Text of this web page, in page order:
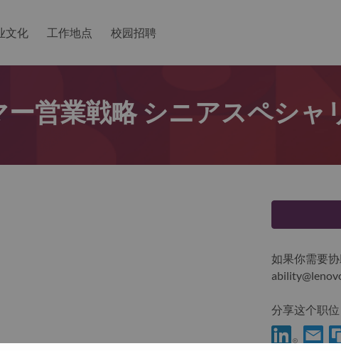
文化 工作地点 校园招聘
営業戦略 シニアスペシャ
如果你需要
分享这个职位